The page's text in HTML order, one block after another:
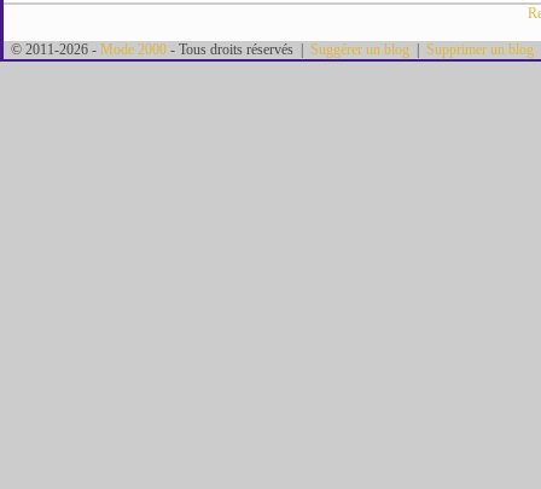
© 2011-2026 - Mode 2000 - Tous droits réservés | Suggérer un blog Supprimer un blog